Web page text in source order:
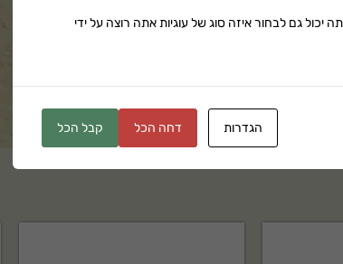
משלוח: 25 ₪
זמן אספקה:עד 8 ימי עסקים
גם לבחור איזה סוג של עוגיות אתה רוצה על ידי
הגדרות דחה הכל קבל הכל